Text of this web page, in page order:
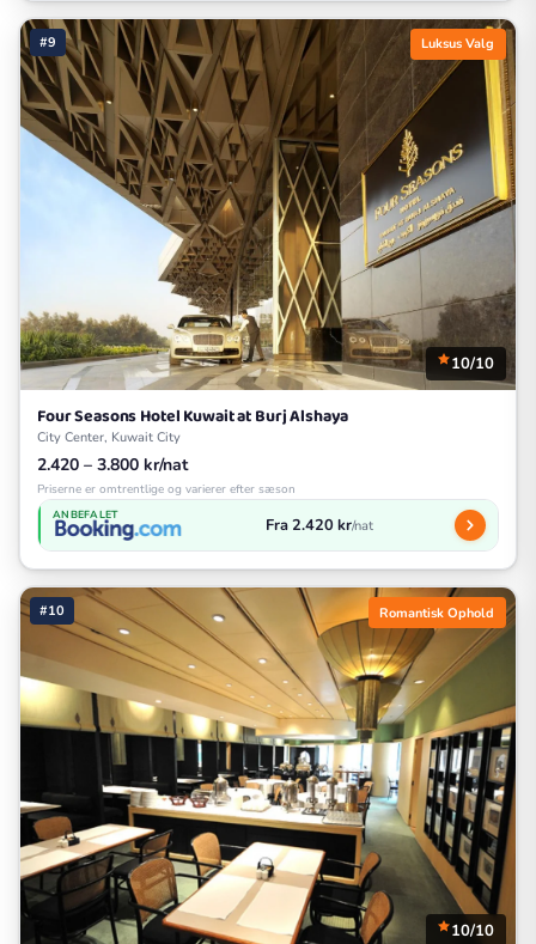
#9 Luksus Valg
10/10
Four Seasons Hotel Kuwait at Burj Alshaya
City Center, Kuwait City
2.420 – 3.800 kr/nat
Priserne er omtrentlige og varierer efter sæson
ANBEFALET Fra 2.420 kr/nat
#10 Romantisk Ophold
10/10